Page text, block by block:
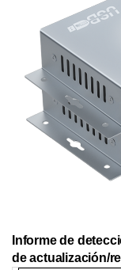
Informe de
de actualización/